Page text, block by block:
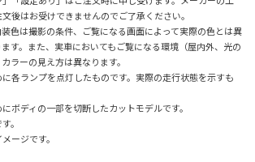
後はお受けできませんのでご了承ください。
色は撮影の条件、ご覧になる画面によって実際の色とは異
す。また、実車においてもご覧になる環境（屋内外、光の
ラーの見え方は異なります。
各ランプを点灯したものです。実際の走行状態を示すも
ボディの一部を切断したカットモデルです。
。
ージです。